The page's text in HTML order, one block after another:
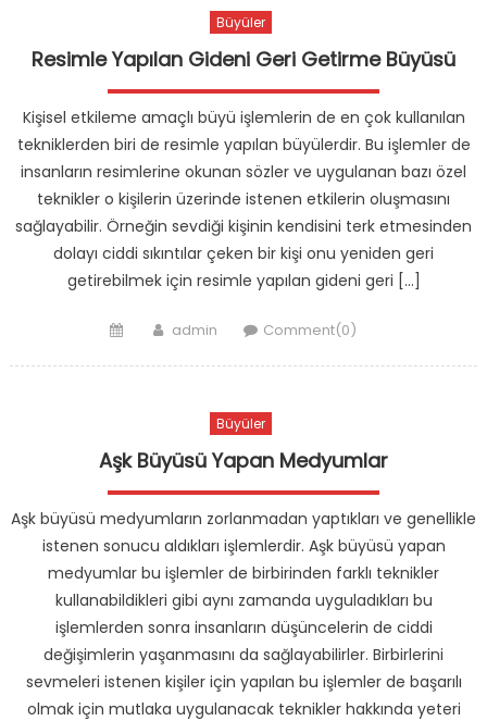
Büyüler
Resimle Yapılan Gideni Geri Getirme Büyüsü
Kişisel etkileme amaçlı büyü işlemlerin de en çok kullanılan
tekniklerden biri de resimle yapılan büyülerdir. Bu işlemler de
insanların resimlerine okunan sözler ve uygulanan bazı özel
teknikler o kişilerin üzerinde istenen etkilerin oluşmasını
sağlayabilir. Örneğin sevdiği kişinin kendisini terk etmesinden
dolayı ciddi sıkıntılar çeken bir kişi onu yeniden geri
getirebilmek için resimle yapılan gideni geri […]
PostedAuthor
admin Comment(0)
Büyüler
Aşk Büyüsü Yapan Medyumlar
Aşk büyüsü medyumların zorlanmadan yaptıkları ve genellikle
istenen sonucu aldıkları işlemlerdir. Aşk büyüsü yapan
medyumlar bu işlemler de birbirinden farklı teknikler
kullanabildikleri gibi aynı zamanda uyguladıkları bu
işlemlerden sonra insanların düşüncelerin de ciddi
değişimlerin yaşanmasını da sağlayabilirler. Birbirlerini
sevmeleri istenen kişiler için yapılan bu işlemler de başarılı
olmak için mutlaka uygulanacak teknikler hakkında yeteri